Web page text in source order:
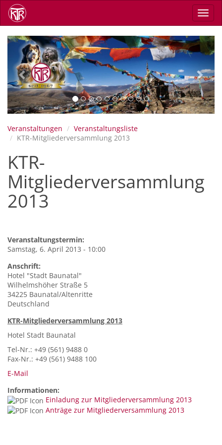
Direkt
zum
Inhalt
Previous Next
Veranstaltungen
Veranstaltungsliste
KTR-Mitgliederversammlung 2013
KTR-
Mitgliederversammlung
2013
Veranstaltungstermin:
Samstag, 6. April 2013 - 10:00
Anschrift:
Hotel "Stadt Baunatal"
Wilhelmshöher Straße 5
34225 Baunatal/Altenritte
Deutschland
KTR-Mitgliederversammlung 2013
Hotel Stadt Baunatal
Tel-Nr.: +49 (561) 9488 0
Fax-Nr.: +49 (561) 9488 100
E-Mail
Informationen:
Einladung zur Mitgliederversammlung 2013
Anträge zur Mitgliederversammlung 2013